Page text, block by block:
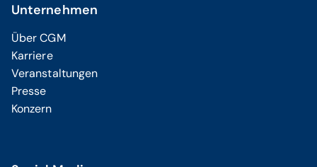
Unternehmen
Über CGM
Karriere
Veranstaltungen
Presse
Konzern